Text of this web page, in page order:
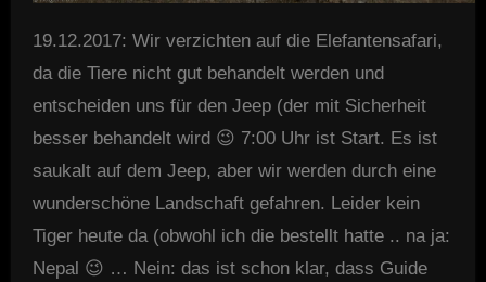
19.12.2017: Wir verzichten auf die Elefantensafari,
da die Tiere nicht gut behandelt werden und
entscheiden uns für den Jeep (der mit Sicherheit
besser behandelt wird 😉 7:00 Uhr ist Start. Es ist
saukalt auf dem Jeep, aber wir werden durch eine
wunderschöne Landschaft gefahren. Leider kein
Tiger heute da (obwohl ich die bestellt hatte .. na ja:
Nepal 😉 … Nein: das ist schon klar, dass Guide